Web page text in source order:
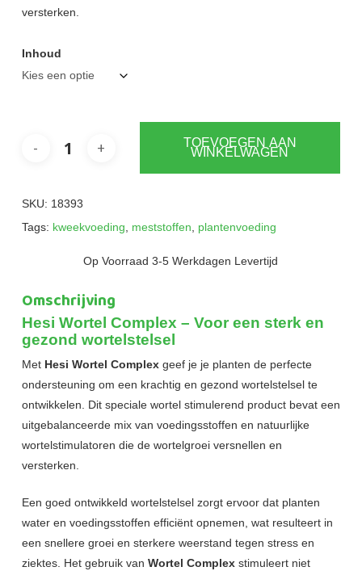
versterken.
Inhoud
TOEVOEGEN AAN
WINKELWAGEN
SKU: 18393
Tags: kweekvoeding, meststoffen, plantenvoeding
Op Voorraad 3-5 Werkdagen Levertijd
Omschrijving
Hesi Wortel Complex – Voor een sterk en
gezond wortelstelsel
Met Hesi Wortel Complexgeef je je planten de perfecte
ondersteuning om een krachtig en gezond wortelstelsel te
ontwikkelen. Dit speciale wortel stimulerend product bevat een
uitgebalanceerde mix van voedingsstoffen en natuurlijke
wortelstimulatoren die de wortelgroei versnellen en
versterken.
Een goed ontwikkeld wortelstelsel zorgt ervoor dat planten
water en voedingsstoffen efficiënt opnemen, wat resulteert in
een snellere groei en sterkere weerstand tegen stress en
ziektes. Het gebruik van Wortel Complexstimuleert niet